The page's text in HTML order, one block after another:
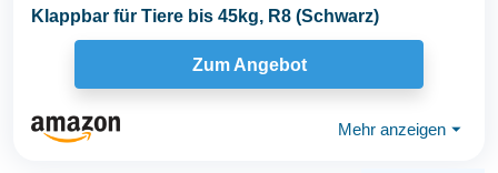
Klappbar für Tiere bis 45kg, R8 (Schwarz)
Zum Angebot
Mehr anzeigen ⏷